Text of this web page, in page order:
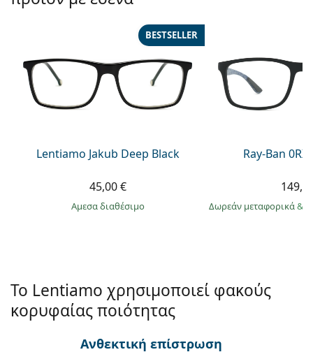
Persol
Όλες οι μάρκες
Lentiamo Jakub Deep Black
BESTSELLER
45,00 €
άμεσα διαθέσιμο
Ray-Ban
Δωρεάν μεταφορικά&
Το Lentiamo χρησιμοποιεί φακούς
κορυφαίας ποιότητας
Ανθεκτική επίστρωση